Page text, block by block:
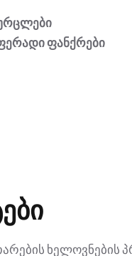
ფანქრები
ხელოვნების